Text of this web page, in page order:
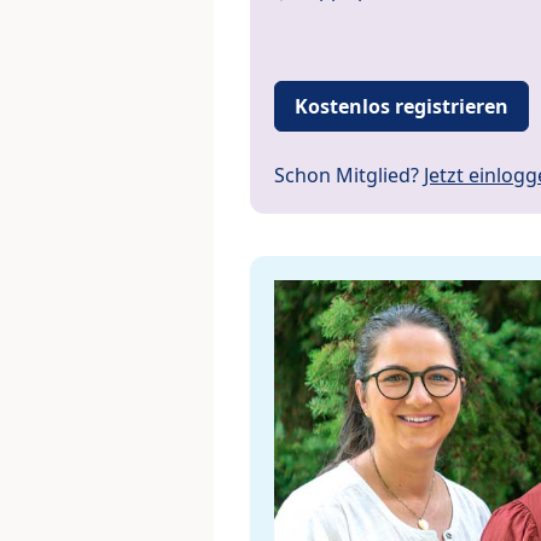
Kostenlos registrieren
Schon Mitglied? Jetzt